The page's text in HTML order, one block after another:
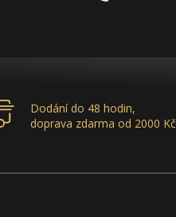
Dodání do 48 hodin,
doprava zdarma od 2000 Kč